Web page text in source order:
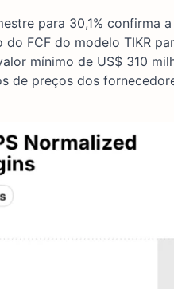
para 30,1% confirma
FCF do modelo TIKR
mínimo de US$ 310
de preços dos